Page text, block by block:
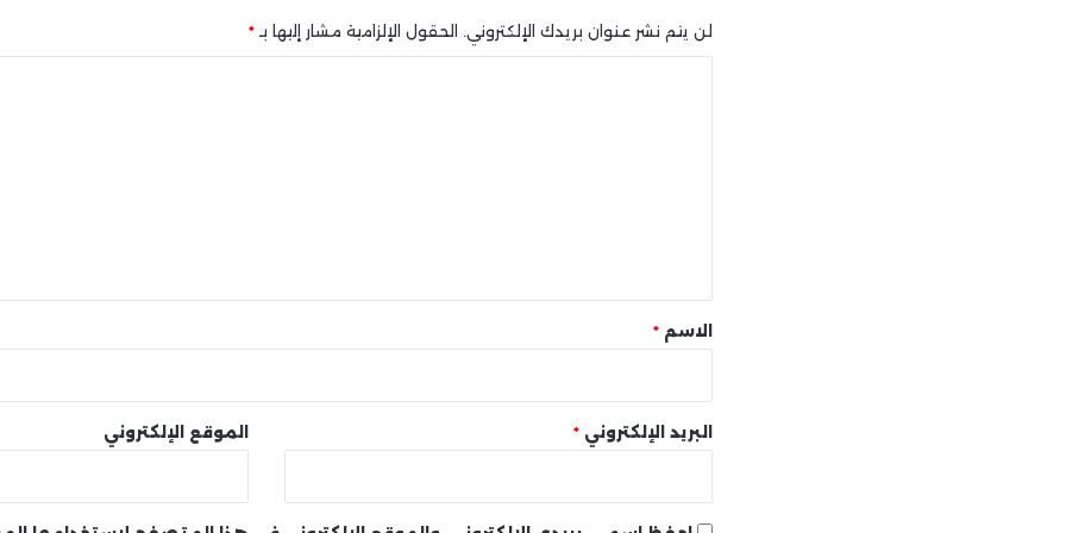
لن يتم نشر عنوان بريدك الإلكتروني. الحقول الإلزامية مشار إليها بـ *
* الاسم *
البريد الإلكتروني * الموقع الإلكتروني